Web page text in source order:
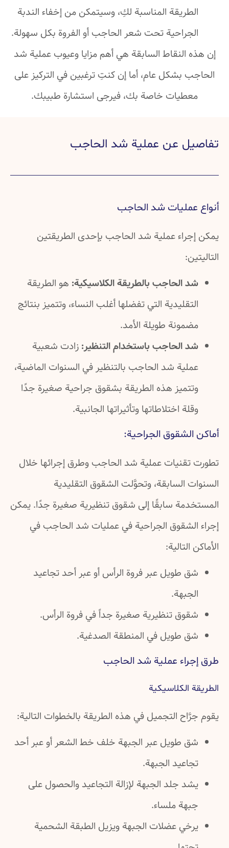
الطريقة المناسبة لكِ، وسيتمكن من إخفاء الندبة
الجراحية تحت شعر الحاجب أو الفروة بكل سهولة.
إن هذه النقاط السابقة هي أهم مزايا وعيوب عملية شد
الحاجب بشكل عام، أما إن كنتِ ترغبين في التركيز على
معطيات خاصة بك، فيرجى استشارة طبيبك.
تفاصيل عن عملية شد الحاجب
أنواع عمليات شد الحاجب
يمكن إجراء عملية شد الحاجب بإحدى الطريقتين
التاليتين:
شد الحاجب بالطريقة الكلاسيكية: هو الطريقة
التقليدية التي تفضلها أغلب النساء، وتتميز بنتائج
مضمونة طويلة الأمد.
شد الحاجب باستخدام التنظير: زادت شعبية
عملية شد الحاجب بالتنظير في السنوات الماضية،
وتتميز هذه الطريقة بشقوق جراحية صغيرة جدًا
وقلة اختلاطاتها وتأثيراتها الجانبية.
أماكن الشقوق الجراحية:
تطورت تقنيات عملية شد الحاجب وطرق إجرائها خلال
السنوات السابقة، وتحوَّلت الشقوق التقليدية
المستخدمة سابقًا إلى شقوق تنظيرية صغيرة جدًا. يمكن
إجراء الشقوق الجراحية في عمليات شد الحاجب في
الأماكن التالية:
شق طويل عبر فروة الرأس أو عبر أحد تجاعيد
الجبهة.
شقوق تنظيرية صغيرة جداً في فروة الرأس.
شق طويل في المنطقة الصدغية.
طرق إجراء عملية شد الحاجب
الطريقة الكلاسيكية
يقوم جرَّاح التجميل في هذه الطريقة بالخطوات التالية:
شق طويل عبر الجبهة خلف خط الشعر أو عبر أحد
تجاعيد الجبهة.
يشد جلد الجبهة لإزالة التجاعيد والحصول على
جبهة ملساء.
يرخي عضلات الجبهة ويزيل الطبقة الشحمية